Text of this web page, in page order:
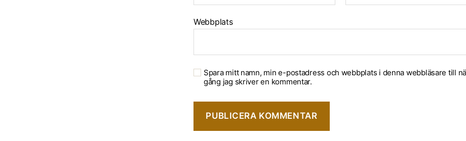
Webbplats
Spara mitt namn, min e-postadress och webbplats i denna webbläsare till
gång jag skriver en kommentar.